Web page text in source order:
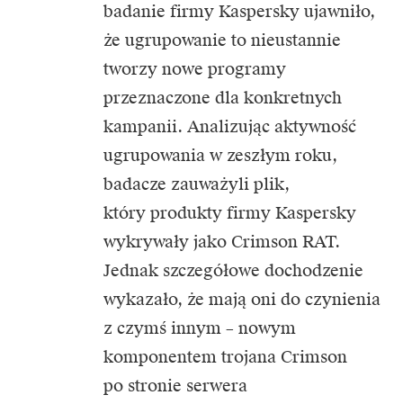
badanie firmy Kaspersky ujawniło,
że ugrupowanie to nieustannie
tworzy nowe programy
przeznaczone dla konkretnych
kampanii. Analizując aktywność
ugrupowania w zeszłym roku,
badacze zauważyli plik,
który produkty firmy Kaspersky
wykrywały jako Crimson RAT.
Jednak szczegółowe dochodzenie
wykazało, że mają oni do czynienia
z czymś innym – nowym
komponentem trojana Crimson
po stronie serwera